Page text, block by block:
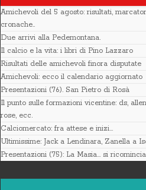
Amichevoli del 5 agosto: risultati,
cronache..
Due arrivi alla Pedemontana.
Il calcio e la vita: i libri di Pino Lazzaro
Risultati delle amichevoli finora disputate
Amichevoli: ecco il calendario aggiornato
Presentazioni (76). San Pietro di Rosà
Il punto sulle formazioni vicentine: ds,
rose, ecc.
Calciomercato: fra attese e inizi…
Ultimissime: Jack a Lendinara, Zanella a
Presentazioni (75): La Masia… si